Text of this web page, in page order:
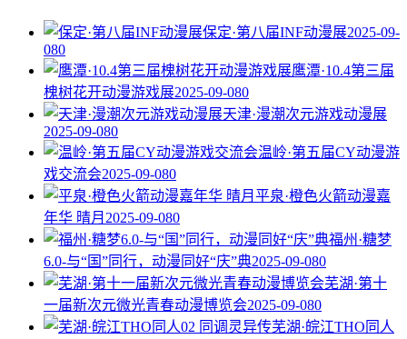
保定·第八届INF动漫展2025-09-
080
鹰潭·10.4第三届
槐树花开动漫游戏展2025-09-080
天津·漫潮次元游戏动漫展
2025-09-080
温岭·第五届CY动漫游
戏交流会2025-09-080
平泉·橙色火箭动漫嘉
年华 晴月 2025-09-080
福州·糖梦
6.0-与“国”同行，动漫同好“庆”典2025-09-080
芜湖·第十
一届新次元微光青春动漫博览会2025-09-080
芜湖·皖江THO同人